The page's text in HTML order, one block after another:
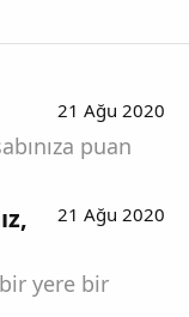
21 Ağu 2020
puan
21 Ağu 2020
yere bir